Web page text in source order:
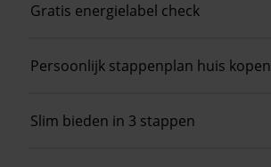
Gratis energielabel check
Persoonlijk stappenplan huis kopen
Slim bieden in 3 stappen